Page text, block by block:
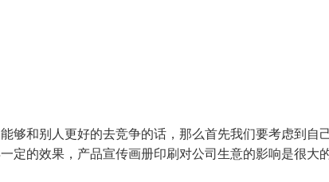
够和别人更好的去竞争的话，那么首先我们要考虑到自
定的效果，产品宣传画册印刷对公司生意的影响是很大